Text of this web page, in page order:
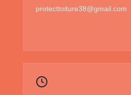
protecttoiture38@gmail.com